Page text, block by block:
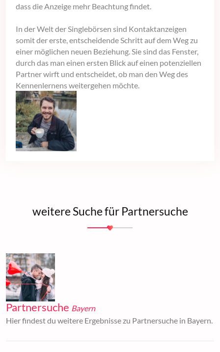
dass die Anzeige mehr Beachtung findet.
In der Welt der Singlebörsen sind Kontaktanzeigen
somit der erste, entscheidende Schritt auf dem Weg zu
einer möglichen neuen Beziehung. Sie sind das Fenster,
durch das man einen ersten Blick auf einen potenziellen
Partner wirft und entscheidet, ob man den Weg des
Kennenlernens weitergehen möchte.
weitere Suche für Partnersuche
Partnersuche Bayern
Hier findest du weitere Ergebnisse zu Partnersuche in Bayern.